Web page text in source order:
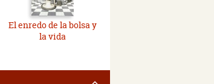
El enredo de la bolsa y
la vida